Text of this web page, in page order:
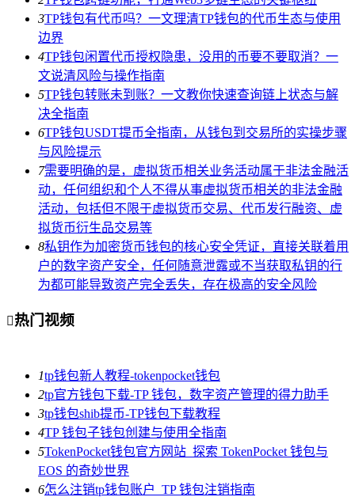
3TP钱包有代币吗？一文理清TP钱包的代币生态与使用
边界
4TP钱包闲置代币授权隐患，没用的币要不要取消？一
文说清风险与操作指南
5TP钱包转账未到账？一文教你快速查询链上状态与解
决全指南
6TP钱包USDT提币全指南，从钱包到交易所的实操步骤
与风险提示
7需要明确的是，虚拟货币相关业务活动属于非法金融活
动，任何组织和个人不得从事虚拟货币相关的非法金融
活动，包括但不限于虚拟货币交易、代币发行融资、虚
拟货币衍生品交易等
8私钥作为加密货币钱包的核心安全凭证，直接关联着用
户的数字资产安全，任何随意泄露或不当获取私钥的行
为都可能导致资产完全丢失，存在极高的安全风险
热门视频
1tp钱包新人教程-tokenpocket钱包
2tp官方钱包下载-TP 钱包，数字资产管理的得力助手
3tp钱包shib提币-TP钱包下载教程
4TP 钱包子钱包创建与使用全指南
5TokenPocket钱包官方网站_探索 TokenPocket 钱包与
EOS 的奇妙世界
6怎么注销tp钱包账户_TP 钱包注销指南